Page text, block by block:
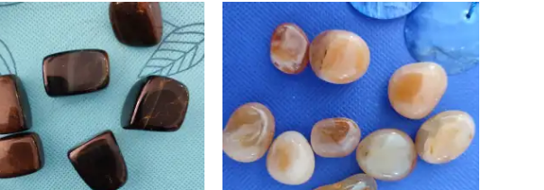
Rango
precios:
desde
3,95 €
hasta
5,95 €
Este
producto
tiene
múltiples
variantes.
Las
opciones
se